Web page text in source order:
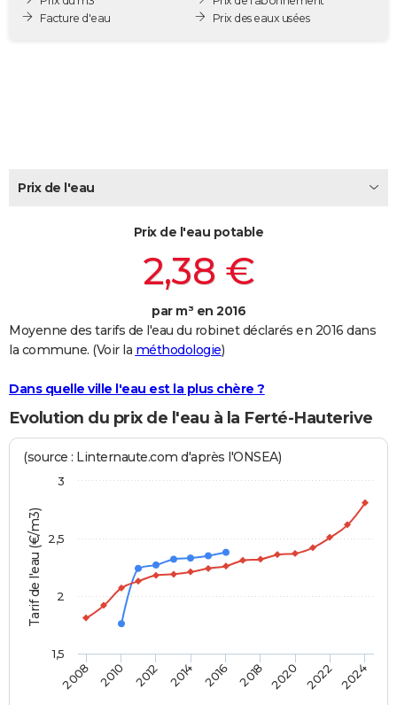
Destinations
City break
Voyage nature
Voyage de noces
Forum
Climat
PHOTO
Dictionnaire
Biographies
Citations
Expressions
Proverbes
Bricolage
Lifestyle
Culture
Sport
Auto
Television
Voyage
Cinema
Facture d'eau
Prix des eaux usées
Prix de l'eau
Prix de l'eau potable
2,38 €
par m³ en 2016
Moyenne des tarifs de l'eau du robinet déclarés en 2016 dans
la commune. (Voir la méthodologie)
Dans quelle ville l'eau est la plus chère ?
Evolution du prix de l'eau à la Ferté-Hauterive
Tarif de l'eau (€/m3)
(source : Linternaute.com d'après l'ONSEA)
2008 2010 2012 2014 2016 2018 2020 2022 2024
1,5
2
2,5
3